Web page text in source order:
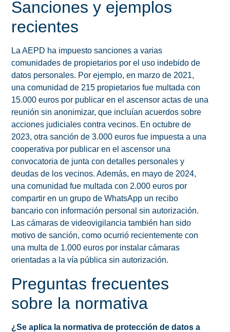
Sanciones y ejemplos
recientes
La AEPD ha impuesto sanciones a varias
comunidades de propietarios por el uso indebido de
datos personales. Por ejemplo, en marzo de 2021,
una comunidad de 215 propietarios fue multada con
15.000 euros por publicar en el ascensor actas de una
reunión sin anonimizar, que incluían acuerdos sobre
acciones judiciales contra vecinos. En octubre de
2023, otra sanción de 3.000 euros fue impuesta a una
cooperativa por publicar en el ascensor una
convocatoria de junta con detalles personales y
deudas de los vecinos. Además, en mayo de 2024,
una comunidad fue multada con 2.000 euros por
compartir en un grupo de WhatsApp un recibo
bancario con información personal sin autorización.
Las cámaras de videovigilancia también han sido
motivo de sanción, como ocurrió recientemente con
una multa de 1.000 euros por instalar cámaras
orientadas a la vía pública sin autorización.
Preguntas frecuentes
sobre la normativa
¿Se aplica la normativa de protección de datos a